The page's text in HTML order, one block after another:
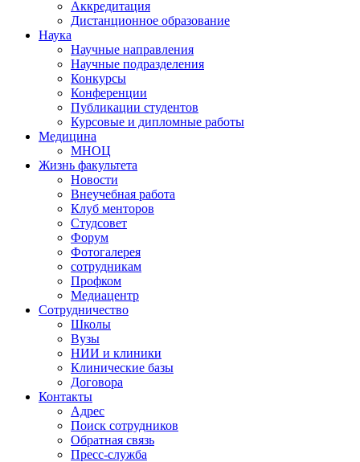
Аккредитация
Дистанционное образование
Наука
Научные направления
Научные подразделения
Конкурсы
Конференции
Публикации студентов
Курсовые и дипломные работы
Медицина
МНОЦ
Жизнь факультета
Новости
Внеучебная работа
Клуб менторов
Студсовет
Форум
Фотогалерея
сотрудникам
Профком
Медиацентр
Сотрудничество
Школы
Вузы
НИИ и клиники
Клинические базы
Договора
Контакты
Адрес
Поиск сотрудников
Обратная связь
Пресс-служба